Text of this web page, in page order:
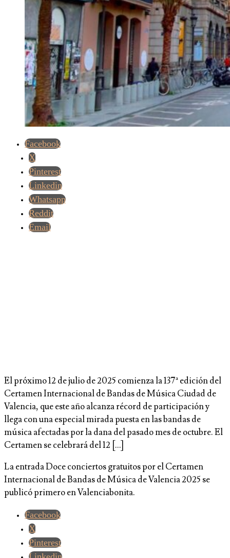
Facebook
X
Pinterest
Linkedin
Whatsapp
Reddit
Email
El próximo 12 de julio de 2025 comienza la 137ª edición del
Certamen Internacional de Bandas de Música Ciudad de
Valencia, que este año alcanza récord de participación y
llega con una especial mirada puesta en las bandas de
música afectadas por la dana del pasado mes de octubre. El
Certamen se celebrará del 12 […]
La entrada Doce conciertos gratuitos por el Certamen
Internacional de Bandas de Música de Valencia 2025 se
publicó primero en Valenciabonita.
Facebook
X
Pinterest